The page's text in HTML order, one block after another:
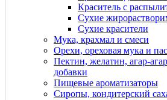
Краситель с
Сухие
Сухие красители
Мука, крахмал и смеси
Орехи, ореховая мука и
Пектин, желатин, агар-
добавки
Пищевые ароматизаторы
Сиропы, кондитерский